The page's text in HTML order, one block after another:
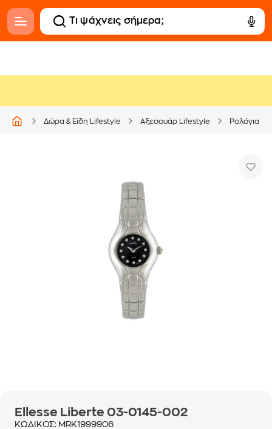
Δώρα & Είδη Lifestyle Αξεσουάρ Lifestyle Ρολόγια
Ellesse Liberte 03-0145-002
ΚΩΔΙΚΟΣ: MRK1999906